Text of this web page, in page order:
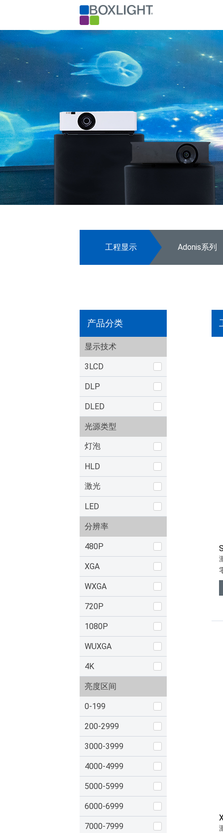
工程显示 Adonis系列
产品分类
显示技术
3LCD
DLP
DLED
光源类型
灯泡
HLD
激光
LED
分辨率
480P
XGA
WXGA
720P
1080P
WUXGA
4K
亮度区间
0-199
200-2999
3000-3999
4000-4999
5000-5999
6000-6999
7000-7999